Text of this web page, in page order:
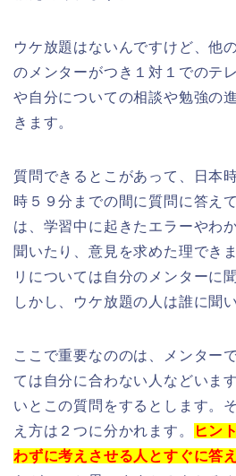
ウケ放題はないんですけど、他
のメンターがつき１対１でのテ
や自分についての相談や勉強の
きます。
質問できるとこがあって、日本
時５９分までの間に質問に答え
は、学習中に起きたエラーやわ
聞いたり、意見を求めた理でき
リについては自分のメンターに
しかし、ウケ放題の人は誰に聞
ここで重要なののは、メンター
ては自分に合わない人などいま
いとこの質問をするとします。
え方は２つに分かれます。
ヒン
わずに考えさせる人とすぐに答